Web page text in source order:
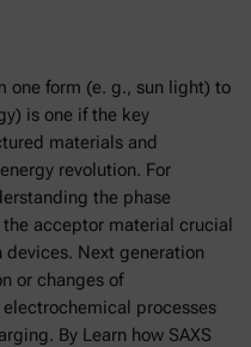
one form (e. g., sun light) to
is one if the key
materials and
revolution. For
the phase
acceptor material crucial
Next generation
or changes of
processes
By Learn how SAXS